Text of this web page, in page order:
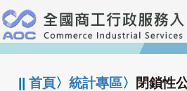
跳
到
主
要
:::
||首頁〉統計專區〉 閉鎖性